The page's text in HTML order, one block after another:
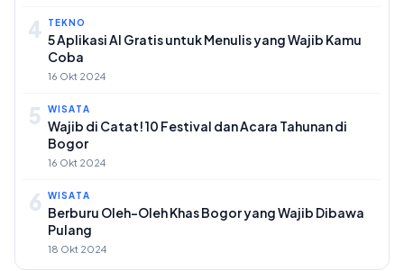
4 TEKNO
5 Aplikasi AI Gratis untuk Menulis yang Wajib Kamu
Coba
16 Okt 2024
5 WISATA
Wajib di Catat! 10 Festival dan Acara Tahunan di
Bogor
16 Okt 2024
6 WISATA
Berburu Oleh-Oleh Khas Bogor yang Wajib Dibawa
Pulang
18 Okt 2024